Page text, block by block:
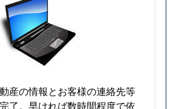
1,200万円
1,100万円
産の情報とお客様の連絡先等
了。早ければ数時間程度で依